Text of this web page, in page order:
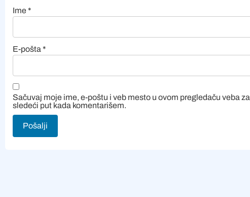
Ime*
E-pošta *
Sačuvaj moje ime, e-poštu i veb mesto u ovom pregledaču veba za
sledeći put kada komentarišem.